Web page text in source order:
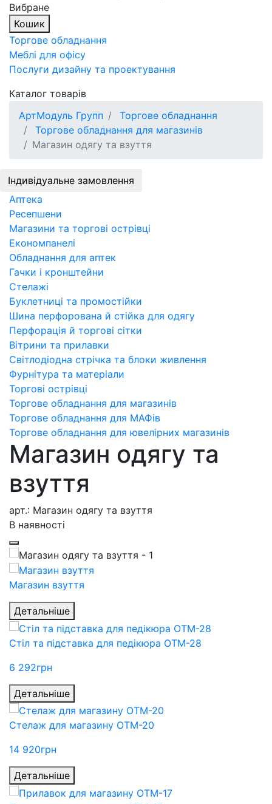
Вибране
Кошик
Торгове обладнання
Меблі для офісу
Послуги дизайну та проектування
Каталог товарів
АртМодуль Групп
Торгове обладнання
Торгове обладнання для магазинів
Магазин одягу та взуття
Індивідуальне замовлення
Аптека
Ресепшени
Магазини та торгові острівці
Економпанелі
Обладнання для аптек
Гачки і кронштейни
Стелажі
Буклетниці та промостійки
Шина перфорована й стійка для одягу
Перфорація й торгові сітки
Вітрини та прилавки
Світлодіодна стрічка та блоки живлення
Фурнітура та матеріали
Торгові острівці
Торгове обладнання для магазинів
Торгове обладнання для МАФів
Торгове обладнання для ювелірних магазинів
Магазин одягу та
взуття
арт.: Магазин одягу та взуття
В наявності
Магазин взуття
Детальніше
Стіл та підставка для педікюра ОТМ-28
6 292грн
Детальніше
Стелаж для магазину ОТМ-20
14 920грн
Детальніше